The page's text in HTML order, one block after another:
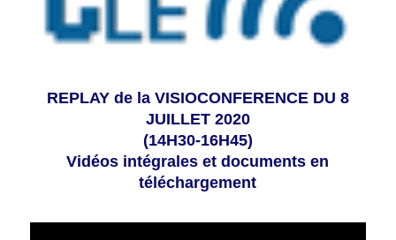
REPLAY de la VISIOCONFERENCE DU 8
JUILLET 2020
(14H30-16H45)
Vidéos intégrales et documents en
téléchargement